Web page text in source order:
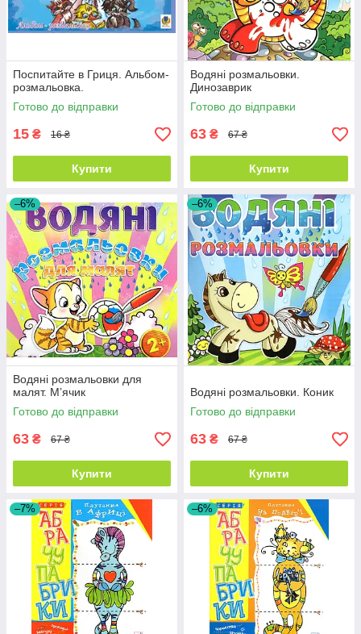
Поспитайте в Гриця. Альбом-
розмальовка.
Готово до відправки
15 ₴ 16 ₴
Купити
Водяні розмальовки.
Динозаврик
Готово до відправки
63 ₴ 67 ₴
Купити
–6%
Водяні розмальовки для
малят. М’ячик
Готово до відправки
63 ₴ 67 ₴
Купити
–6%
Водяні розмальовки. Коник
Готово до відправки
63 ₴ 67 ₴
Купити
–7% –6%